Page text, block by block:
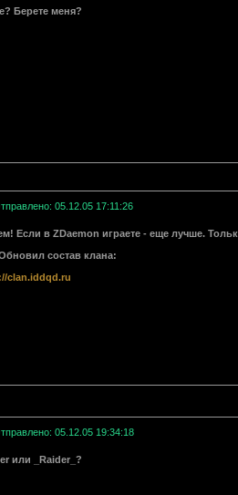
Берете меня?
05.12.05 17:11:26
Если в ZDaemon играете - еще лучше.
состав клана:
clan.iddqd.ru
05.12.05 19:34:18
или _Raider_?